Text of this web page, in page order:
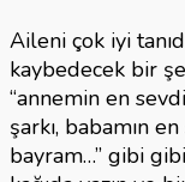
Aileni çok iyi
kaybedecek bir
“annemin en
şarkı, babamın
bayram…” gibi